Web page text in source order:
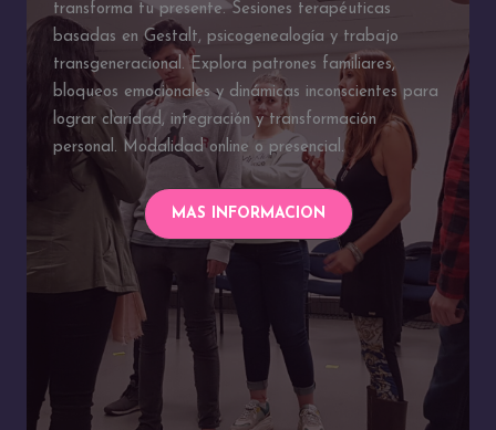
transforma tu presente. Sesiones terapéuticas
basadas en Gestalt, psicogenealogía y trabajo
transgeneracional. Explora patrones familiares,
bloqueos emocionales y dinámicas inconscientes para
lograr claridad, integración y transformación
personal. Modalidad online o presencial.
MAS INFORMACION